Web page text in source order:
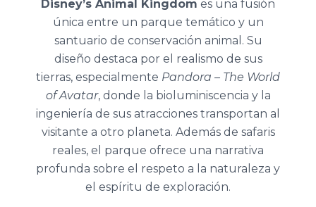
Disney’s Animal Kingdom es una fusión
única entre un parque temático y un
santuario de conservación animal. Su
diseño destaca por el realismo de sus
tierras, especialmente Pandora – The World
of Avatar, donde la bioluminiscencia y la
ingeniería de sus atracciones transportan al
visitante a otro planeta. Además de safaris
reales, el parque ofrece una narrativa
profunda sobre el respeto a la naturaleza y
el espíritu de exploración.